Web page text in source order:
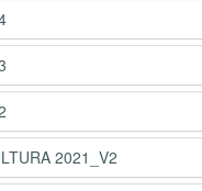
2021_V2